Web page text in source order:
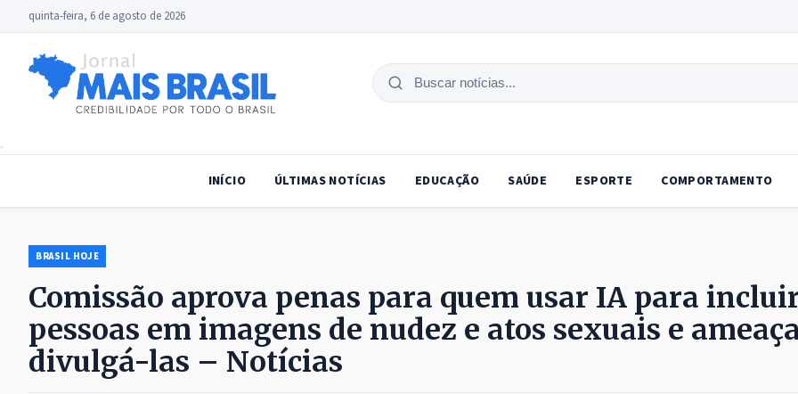
quinta-feira, 6 de agosto de 2026
Buscar
INÍCIO ÚLTIMAS NOTÍCIAS EDUCAÇÃO SAÚDE ESPORTE COMPORTAMENTO
BRASIL HOJE
Comissão aprova penas para quem usar IA para
pessoas em imagens de nudez e atos sexuais e
divulgá-las – Notícias